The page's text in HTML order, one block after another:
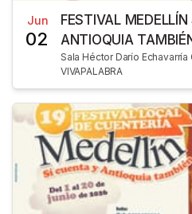
Jun
02
FESTIVAL
ANTIOQUIA
Sala Héctor Darío Echavarría
VIVAPALABRA